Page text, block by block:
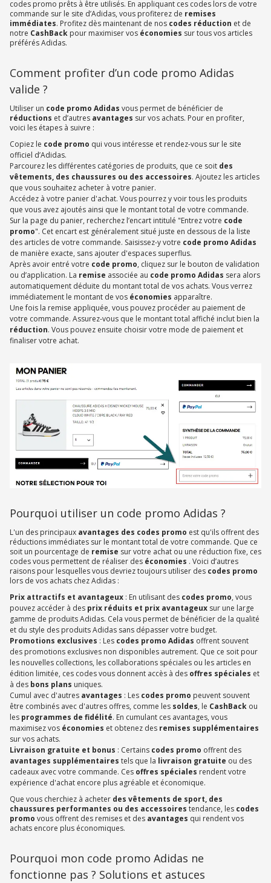
codes promo prêts à être utilisés. En appliquant ces codes lors de votre
commande sur le site d’Adidas, vous profiterez de remises
immédiates. Profitez dès maintenant de nos codes réduction et de
notre CashBack pour maximiser vos économies sur tous vos articles
préférés Adidas.
Comment profiter d’un code promo Adidas
valide ?
Utiliser un code promo Adidas vous permet de bénéficier de
réductions et d’autres avantages sur vos achats. Pour en profiter,
voici les étapes à suivre :
Copiez le code promo qui vous intéresse et rendez-vous sur le site
officiel d’Adidas.
Parcourez les différentes catégories de produits, que ce soit des
vêtements, des chaussures ou des accessoires. Ajoutez les articles
que vous souhaitez acheter à votre panier.
Accédez à votre panier d'achat. Vous pourrez y voir tous les produits
que vous avez ajoutés ainsi que le montant total de votre commande.
Sur la page du panier, recherchez l’encart intitulé "Entrez votre code
promo". Cet encart est généralement situé juste en dessous de la liste
des articles de votre commande. Saisissez-y votre code promo Adidas
de manière exacte, sans ajouter d'espaces superflus.
Après avoir entré votre code promo, cliquez sur le bouton de validation
ou d’application. La remise associée au code promo Adidas sera alors
automatiquement déduite du montant total de vos achats. Vous verrez
immédiatement le montant de vos économies apparaître.
Une fois la remise appliquée, vous pouvez procéder au paiement de
votre commande. Assurez-vous que le montant total affiché inclut bien la
réduction. Vous pouvez ensuite choisir votre mode de paiement et
finaliser votre achat.
Pourquoi utiliser un code promo Adidas ?
L'un des principaux avantages des codes promo est qu'ils offrent des
réductions immédiates sur le montant total de votre commande. Que ce
soit un pourcentage de remise sur votre achat ou une réduction fixe, ces
codes vous permettent de réaliser des économies . Voici d’autres
raisons pour lesquelles vous devriez toujours utiliser des codes promo
lors de vos achats chez Adidas :
Prix attractifs et avantageux : En utilisant des codes promo, vous
pouvez accéder à des prix réduits et prix avantageux sur une large
gamme de produits Adidas. Cela vous permet de bénéficier de la qualité
et du style des produits Adidas sans dépasser votre budget.
Promotions exclusives : Les codes promo Adidas offrent souvent
des promotions exclusives non disponibles autrement. Que ce soit pour
les nouvelles collections, les collaborations spéciales ou les articles en
édition limitée, ces codes vous donnent accès à des offres spéciales et
à des bons plans uniques.
Cumul avec d'autres avantages : Les codes promo peuvent souvent
être combinés avec d'autres offres, comme les soldes, le CashBack ou
les programmes de fidélité. En cumulant ces avantages, vous
maximisez vos économies et obtenez des remises supplémentaires
sur vos achats.
Livraison gratuite et bonus : Certains codes promo offrent des
avantages supplémentaires tels que la livraison gratuite ou des
cadeaux avec votre commande. Ces offres spéciales rendent votre
expérience d'achat encore plus agréable et économique.
Que vous cherchiez à acheter des vêtements de sport, des
chaussures performantes ou des accessoires tendance, les codes
promo vous offrent des remises et des avantages qui rendent vos
achats encore plus économiques.
Pourquoi mon code promo Adidas ne
fonctionne pas ? Solutions et astuces